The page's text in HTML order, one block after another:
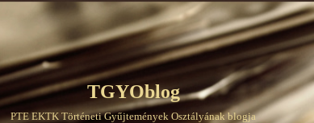
TGYOblog
PTE EKTK Történeti Gyűjtemények Osztályának blogja